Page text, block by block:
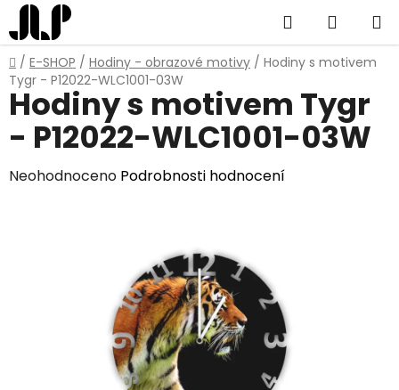
Přejít
na
obsah
Hledat
KOŠÍK
Domů
/ E-SHOP / Hodiny - obrazové motivy / Hodiny s motivem
Tygr - P12022-WLC1001-03W
Hodiny s motivem Tygr
- P12022-WLC1001-03W
Průměrné
Neohodnoceno Podrobnosti hodnocení